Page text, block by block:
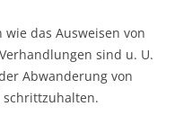
das Ausweisen von
sind u. U.
Abwanderung von
schrittzuhalten.